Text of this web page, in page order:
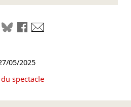
le liensur LinkedIn
Partager sur Mastodon
Partager sur Bluesky
Partager sur Facebook
05/2025
spectacle